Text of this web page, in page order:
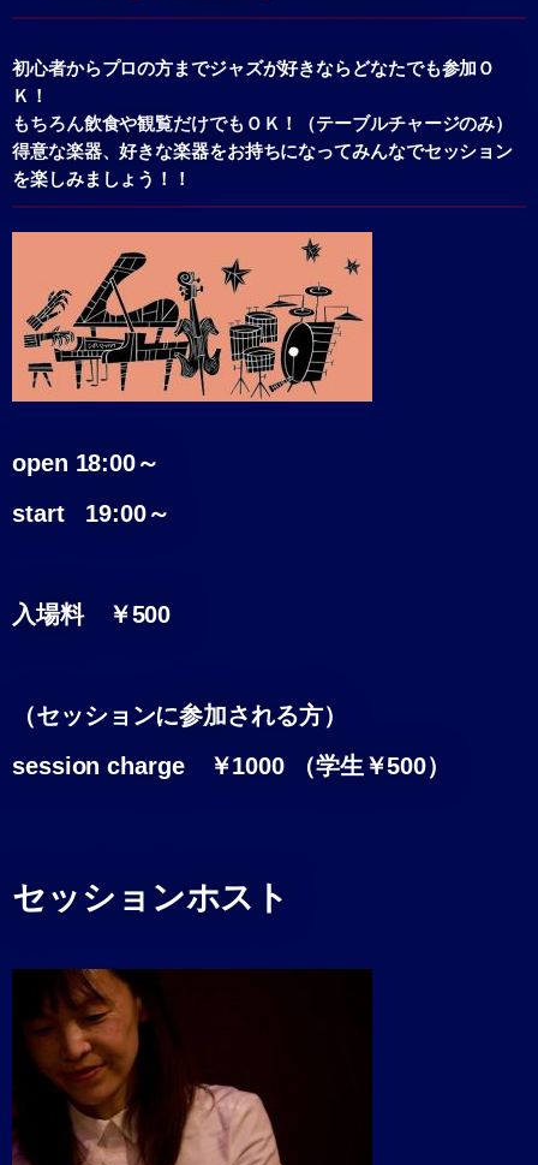
初心者からプロの方までジャズが好きならどなたでも参加Ｏ
Ｋ！
もちろん飲食や観覧だけでもＯＫ！（テーブルチャージのみ）
得意な楽器、好きな楽器をお持ちになってみんなでセッション
を楽しみましょう！！
open 18:00～
start 19:00～
入場料 ￥500
（セッションに参加される方）
session charge ￥1000 （学生￥500）
セッションホスト